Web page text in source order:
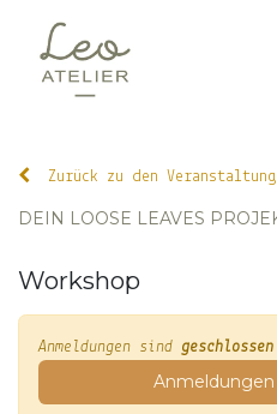
Zurück zu den
DEIN LOOSE LEAVES
Workshop
Anmeldungen sind geschlossen